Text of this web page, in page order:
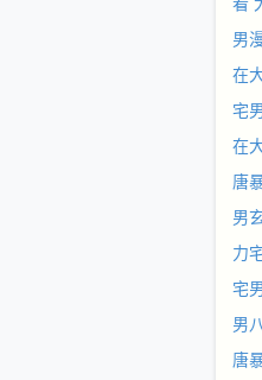
男
在
宅
在
唐
男
力
宅
男
唐